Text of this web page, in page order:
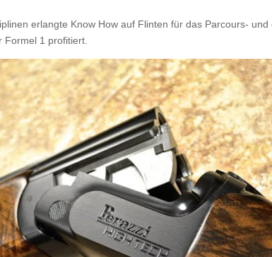
erlangte Know How auf Flinten für das Parcours-
Formel 1 profitiert.